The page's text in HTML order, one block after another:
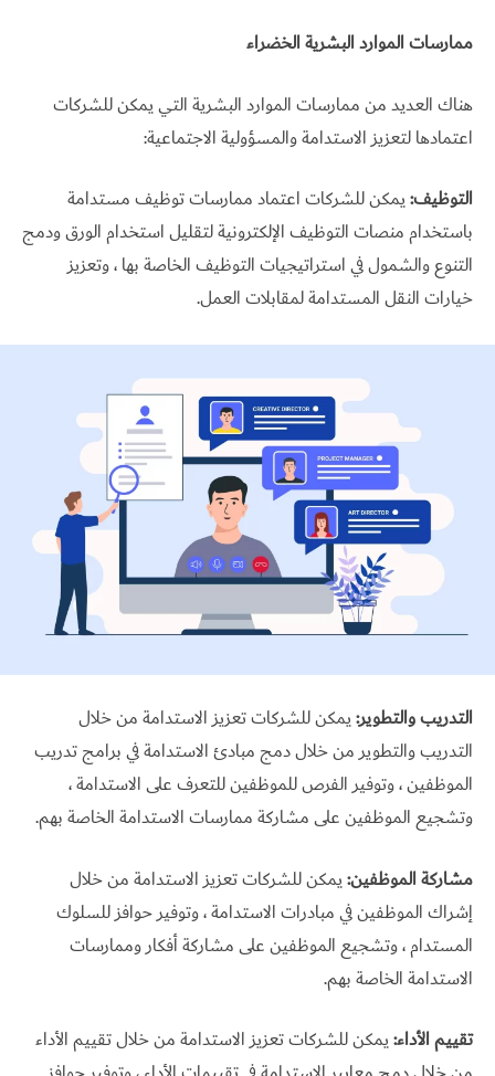
ممارسات الموارد البشرية الخضراء
هناك العديد من ممارسات الموارد البشرية التي يمكن للشركات
اعتمادها لتعزيز الاستدامة والمسؤولية الاجتماعية:
التوظيف:يمكن للشركات اعتماد ممارسات توظيف مستدامة
باستخدام منصات التوظيف الإلكترونية لتقليل استخدام الورق ودمج
التنوع والشمول في استراتيجيات التوظيف الخاصة بها ، وتعزيز
خيارات النقل المستدامة لمقابلات العمل.
التدريب والتطوير:يمكن للشركات تعزيز الاستدامة من خلال
التدريب والتطوير من خلال دمج مبادئ الاستدامة في برامج تدريب
الموظفين ، وتوفير الفرص للموظفين للتعرف على الاستدامة ،
وتشجيع الموظفين على مشاركة ممارسات الاستدامة الخاصة بهم.
مشاركة الموظفين:يمكن للشركات تعزيز الاستدامة من خلال
إشراك الموظفين في مبادرات الاستدامة ، وتوفير حوافز للسلوك
المستدام ، وتشجيع الموظفين على مشاركة أفكار وممارسات
الاستدامة الخاصة بهم.
تقييم الأداء:يمكن للشركات تعزيز الاستدامة من خلال تقييم الأداء